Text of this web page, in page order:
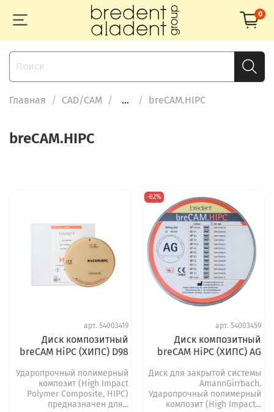
0
Главная CAD/CAM ... breCAM.HIPC
breCAM.HIPC
арт.54003419
Диск композитный
breCAM HiPC (ХИПС) D98
Ударопрочный полимерный
композит (High Impact
Polymer Composite, HIPC)
предназначен для...
-62%
арт.54003459
Диск композитный
breCAM HiPC (ХИПС) AG
Диск для закрытой системы
AmannGirrbach.
Ударопрочный полимерный
композит (High Impact...